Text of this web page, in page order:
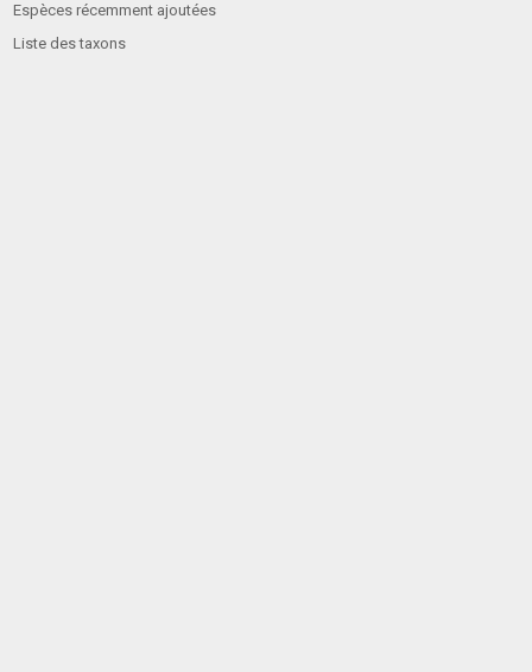
Espèces récemment ajoutées
Liste des taxons